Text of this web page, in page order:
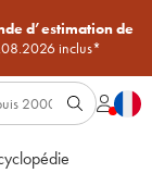
d’estimation de
inclus*